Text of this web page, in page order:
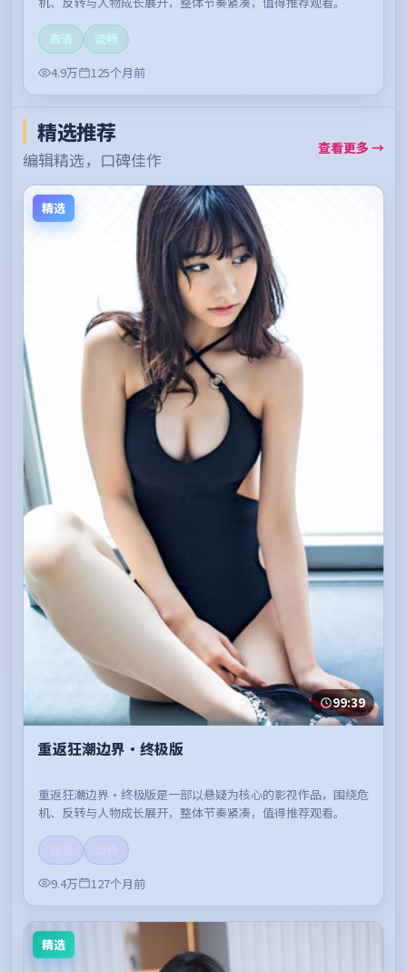
高清
流畅
4.9万
125个月前
精选推荐
编辑精选，口碑佳作
查看更多 →
精选
99:39
重返狂潮边界·终极版
重返狂潮边界·终极版是一部以悬疑为核心的影视作品，围绕危
机、反转与人物成长展开，整体节奏紧凑，值得推荐观看。
9.4万
127个月前
精选